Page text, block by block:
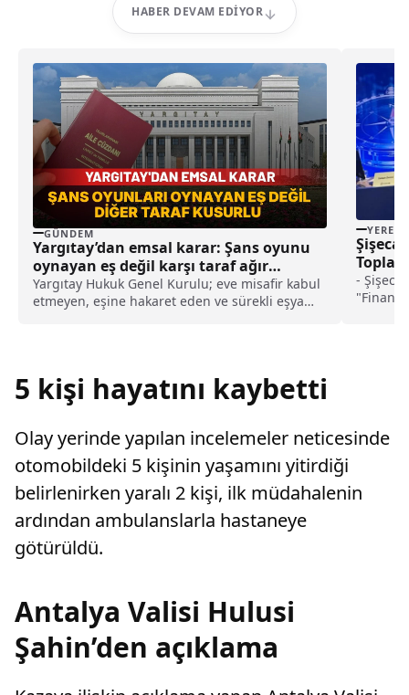
HABER DEVAM EDIYOR
GÜNDEM
Yargıtay’dan emsal karar: Şans oyunu
oynayan eş değil karşı taraf ağır
kusurlu sayıldı
Yargıtay Hukuk Genel Kurulu; eve misafir kabul
etmeyen, eşine hakaret eden ve sürekli eşya
YEREL
-
5 kişi hayatını kaybetti
Olay yerinde yapılan incelemeler neticesinde
otomobildeki 5 kişinin yaşamını yitirdiği
belirlenirken yaralı 2 kişi, ilk müdahalenin
ardından ambulanslarla hastaneye
götürüldü.
Antalya Valisi Hulusi
Şahin’den açıklama